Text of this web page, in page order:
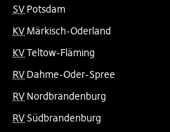
SV Potsdam
KV Märkisch-Oderland
KVTeltow-Fläming
RV Dahme-Oder-Spree
RV Nordbrandenburg
RV Südbrandenburg